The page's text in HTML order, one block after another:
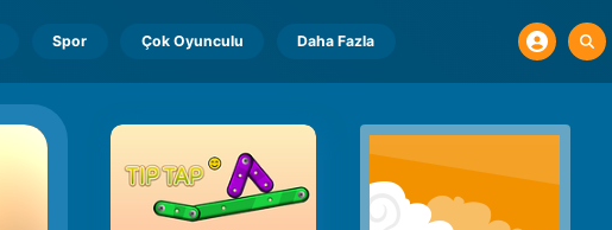
Spor Çok Oyunculu Daha Fazla